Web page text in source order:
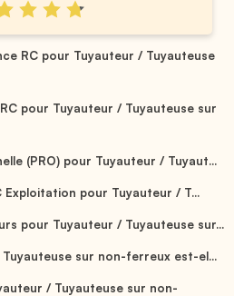
RC pour Tuyauteur / Tuyauteuse
pour Tuyauteur / Tuyauteuse sur
(PRO) pour Tuyauteur / Tuyaut...
Exploitation pour Tuyauteur / T...
pour Tuyauteur / Tuyauteuse sur...
sur non-ferreux est-el...
/ Tuyauteuse sur non-